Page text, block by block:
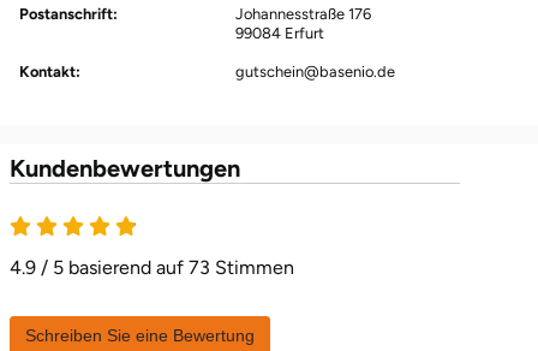
Postanschrift:
Johannesstraße 176
99084 Erfurt
Kontakt: gutschein@basenio.de
Kundenbewertungen
4.9 von 5
4.9 / 5 basierend auf 73 Stimmen
Schreiben Sie eine Bewertung